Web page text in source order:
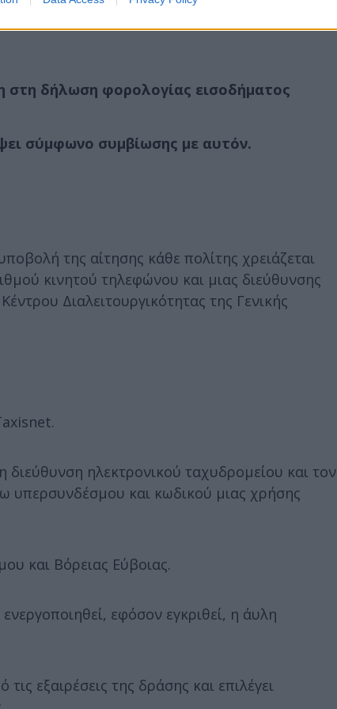
ή διαμονής του, είτε από όσους
στη δήλωση φορολογίας εισοδήματος
σύμφωνο συμβίωσης με αυτόν.
της αίτησης κάθε πολίτης χρειάζεται
κινητού τηλεφώνου και μιας διεύθυνσης
Διαλειτουργικότητας της Γενικής
διεύθυνση ηλεκτρονικού ταχυδρομείου και τον
υπερσυνδέσμου και κωδικού μιας χρήσης
και Βόρειας Εύβοιας.
εφόσον εγκριθεί, η άυλη
εξαιρέσεις της δράσης και επιλέγει